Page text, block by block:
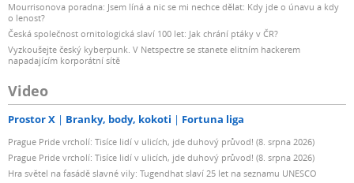
Mourrisonova poradna: Jsem líná a nic se mi nechce dělat: Kdy jde o únavu a kdy
o lenost?
Česká společnost ornitologická slaví 100 let: Jak chrání ptáky v ČR?
Vyzkoušejte český kyberpunk. V Netspectre se stanete elitním hackerem
napadajícím korporátní sítě
Video
Prostor X Branky, body, kokoti Fortuna liga
Prague Pride vrcholí: Tisíce lidí v ulicích, jde duhový průvod! (8. srpna 2026)
Prague Pride vrcholí: Tisíce lidí v ulicích, jde duhový průvod! (8. srpna 2026)
Hra světel na fasádě slavné vily: Tugendhat slaví 25 let na seznamu UNESCO